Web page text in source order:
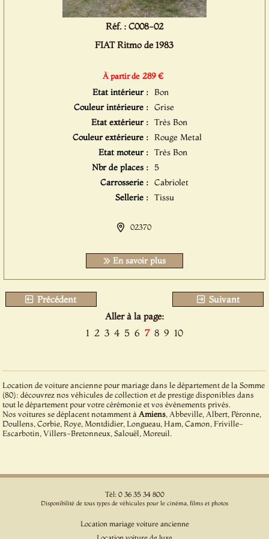
Réf. : C008-02
FIAT Ritmo de 1983
À partir de 289 €
Etat intérieur : Bon
Couleur intérieure : Grise
Etat extérieur : Très Bon
Couleur extérieure : Rouge Metal
Etat moteur : Très Bon
Nbr de places : 5
Carrosserie : Cabriolet
Sellerie : Tissu
02370
En savoir plus
Précédent
Suivant
Aller à la page:
1 2 3 4 5 6 7 8 9 10
Location de voiture ancienne pour mariage dans le département de la Somme
(80): découvrez nos véhicules de collection et de prestige disponibles dans
tout le département pour votre cérémonie et vos événements privés.
Nos voitures se déplacent notamment à Amiens , Abbeville, Albert, Péronne,
Doullens, Corbie, Roye, Montdidier, Longueau, Ham, Camon, Friville-
Escarbotin, Villers-Bretonneux, Salouël, Moreuil.
Tél: 0 36 35 34 800
Disponibilité de tous types de véhicules pour le cinéma, films et photos
Location mariage voiture ancienne